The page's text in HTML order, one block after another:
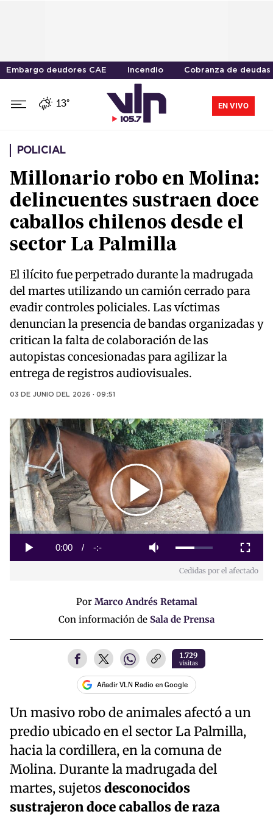
Embargo deudores CAE Incendio Cobranza de deudas
13° EN VIVO
POLICIAL
Millonario robo en Molina:
delincuentes sustraen doce
caballos chilenos desde el
sector La Palmilla
El ilícito fue perpetrado durante la madrugada
del martes utilizando un camión cerrado para
evadir controles policiales. Las víctimas
denuncian la presencia de bandas organizadas y
critican la falta de colaboración de las
autopistas concesionadas para agilizar la
entrega de registros audiovisuales.
03 DE JUNIO DEL 2026 · 09:51
Play
Video
Play Mute
Current
0:00 / Duration
-:-
Loaded:
Fullscreen
Cedidas por el afectado
Por Marco Andrés Retamal
Con información de Sala de Prensa
1.729
visitas
Añadir VLN Radio en Google
Un masivo robo de animales afectó a un
predio ubicado en el sector La Palmilla,
hacia la cordillera, en la comuna de
Molina. Durante la madrugada del
martes, sujetosdesconocidos
sustrajeron doce caballos de raza